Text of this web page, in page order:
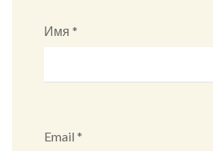
Имя *
Email *